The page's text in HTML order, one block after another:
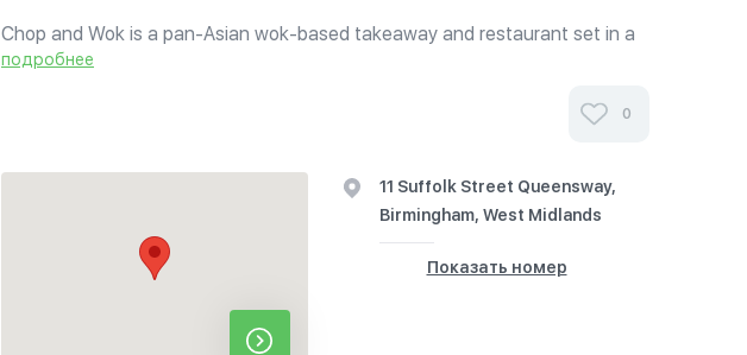
Chop and Wok is a pan-Asian wok-based takeaway and restaurant set in a
modern and conceptual environment with an Asian fusion menu cooked in a
подробнее
0
11 Suffolk Street Queensway,
Birmingham, West Midlands
Показать номер